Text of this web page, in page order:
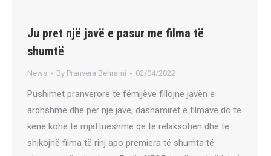
Ju pret një javë e pasur me filma të
shumtë
News By Pranvera Behrami 02/04/2022
Pushimet pranverore të fëmijëve fillojnë javën e
ardhshme dhe për një javë, dashamirët e filmave do të
kenë kohë të mjaftueshme që të relaksohen dhe të
shikojnë filma të rinj apo premiera të shumta të